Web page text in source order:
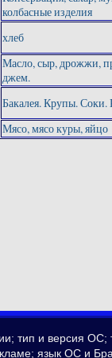
колбасные изделия
хлеб
Масло, сыр, дрожжи,
джем.
Бакалея. Крупы. Соки.
Мясо, мясо куры, яйцо
тип и версия ОС;
язык ОС и